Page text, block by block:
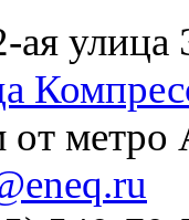
улица
метро